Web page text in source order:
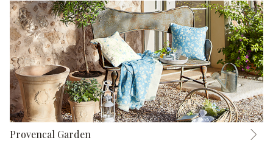
Provencal Garden